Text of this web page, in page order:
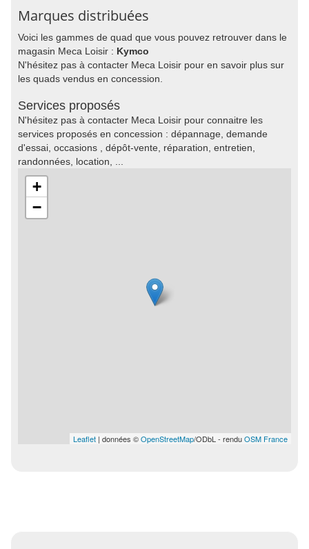
Marques distribuées
Voici les gammes de quad que vous pouvez retrouver dans le
magasin Meca Loisir : Kymco
N'hésitez pas à contacter Meca Loisir pour en savoir plus sur
les quads vendus en concession.
Services proposés
N'hésitez pas à contacter Meca Loisir pour connaitre les
services proposés en concession : dépannage, demande
d'essai, occasions , dépôt-vente, réparation, entretien,
randonnées, location, ...
+
−
Leaflet | données ©OpenStreetMap/ODbL - renduOSM France